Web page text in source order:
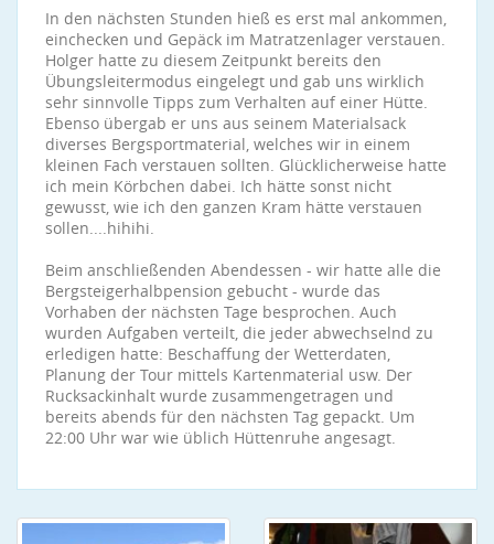
In den nächsten Stunden hieß es erst mal ankommen,
einchecken und Gepäck im Matratzenlager verstauen.
Holger hatte zu diesem Zeitpunkt bereits den
Übungsleitermodus eingelegt und gab uns wirklich
sehr sinnvolle Tipps zum Verhalten auf einer Hütte.
Ebenso übergab er uns aus seinem Materialsack
diverses Bergsportmaterial, welches wir in einem
kleinen Fach verstauen sollten. Glücklicherweise hatte
ich mein Körbchen dabei. Ich hätte sonst nicht
gewusst, wie ich den ganzen Kram hätte verstauen
sollen....hihihi.
Beim anschließenden Abendessen - wir hatte alle die
Bergsteigerhalbpension gebucht - wurde das
Vorhaben der nächsten Tage besprochen. Auch
wurden Aufgaben verteilt, die jeder abwechselnd zu
erledigen hatte: Beschaffung der Wetterdaten,
Planung der Tour mittels Kartenmaterial usw. Der
Rucksackinhalt wurde zusammengetragen und
bereits abends für den nächsten Tag gepackt. Um
22:00 Uhr war wie üblich Hüttenruhe angesagt.